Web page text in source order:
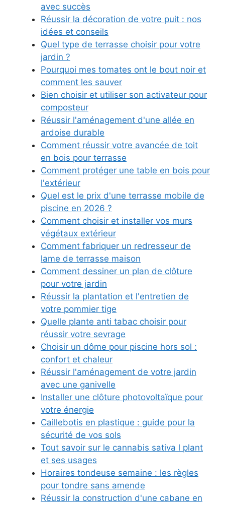
avec succès
Réussir la décoration de votre puit : nos
idées et conseils
Quel type de terrasse choisir pour votre
jardin ?
Pourquoi mes tomates ont le bout noir et
comment les sauver
Bien choisir et utiliser son activateur pour
composteur
Réussir l'aménagement d'une allée en
ardoise durable
Comment réussir votre avancée de toit
en bois pour terrasse
Comment protéger une table en bois pour
l'extérieur
Quel est le prix d'une terrasse mobile de
piscine en 2026 ?
Comment choisir et installer vos murs
végétaux extérieur
Comment fabriquer un redresseur de
lame de terrasse maison
Comment dessiner un plan de clôture
pour votre jardin
Réussir la plantation et l'entretien de
votre pommier tige
Quelle plante anti tabac choisir pour
réussir votre sevrage
Choisir un dôme pour piscine hors sol :
confort et chaleur
Réussir l'aménagement de votre jardin
avec une ganivelle
Installer une clôture photovoltaïque pour
votre énergie
Caillebotis en plastique : guide pour la
sécurité de vos sols
Tout savoir sur le cannabis sativa l plant
et ses usages
Horaires tondeuse semaine : les règles
pour tondre sans amende
Réussir la construction d'une cabane en